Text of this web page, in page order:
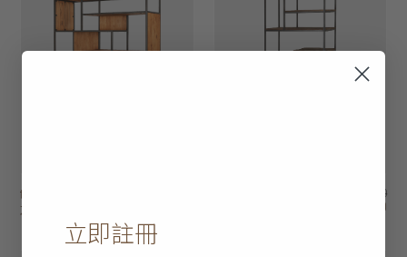
timba 開放式層架 -
六層架
HK$9,950
HK$7,960
立即註冊